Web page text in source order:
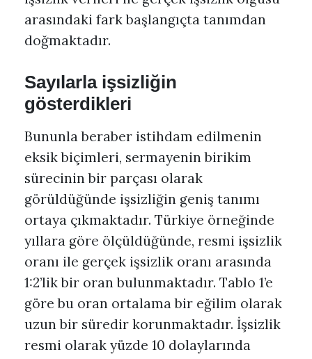
arasındaki fark başlangıçta tanımdan
doğmaktadır.
Sayılarla işsizliğin
gösterdikleri
Bununla beraber istihdam edilmenin
eksik biçimleri, sermayenin birikim
sürecinin bir parçası olarak
görüldüğünde işsizliğin geniş tanımı
ortaya çıkmaktadır. Türkiye örneğinde
yıllara göre ölçüldüğünde, resmi işsizlik
oranı ile gerçek işsizlik oranı arasında
1:2’lik bir oran bulunmaktadır. Tablo 1’e
göre bu oran ortalama bir eğilim olarak
uzun bir süredir korunmaktadır. İşsizlik
resmi olarak yüzde 10 dolaylarında